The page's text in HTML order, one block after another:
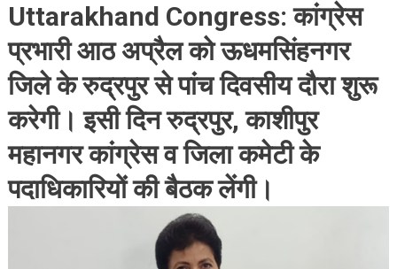
Uttarakhand Congress:कांग्रेस
प्रभारी आठ अप्रैल को ऊधमसिंहनगर
जिले के रुद्रपुर से पांच दिवसीय दौरा शुरू
करेगी। इसी दिन रुद्रपुर, काशीपुर
महानगर कांग्रेस व जिला कमेटी के
पदाधिकारियों की बैठक लेंगी।